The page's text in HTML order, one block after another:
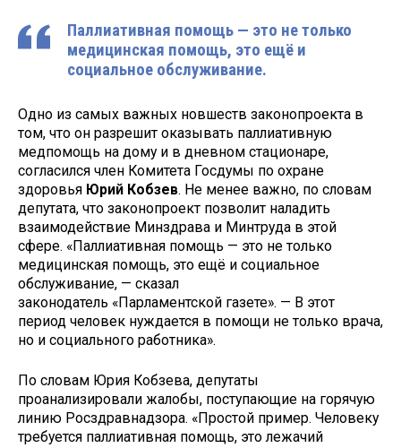
Паллиативная помощь — это не только
медицинская помощь, это ещё и
социальное обслуживание.
Одно из самых важных новшеств законопроекта в
том, что он разрешит оказывать паллиативную
медпомощь на дому и в дневном стационаре,
согласился член Комитета Госдумы по охране
здоровья Юрий Кобзев. Не менее важно, по словам
депутата, что законопроект позволит наладить
взаимодействие Минздрава и Минтруда в этой
сфере. «Паллиативная помощь — это не только
медицинская помощь, это ещё и социальное
обслуживание, — сказал
законодатель «Парламентской газете». — В этот
период человек нуждается в помощи не только врача,
но и социального работника».
По словам Юрия Кобзева, депутаты
проанализировали жалобы, поступающие на горячую
линию Росздравнадзора. «Простой пример. Человеку
требуется паллиативная помощь, это лежачий